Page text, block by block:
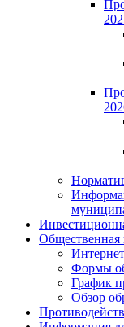
Общественная
Формы
График
Обзор